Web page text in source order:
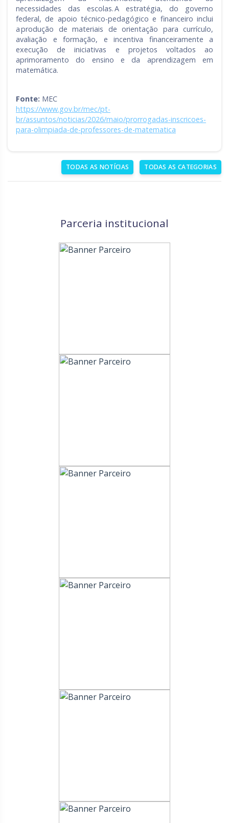
necessidades das escolas. A estratégia, do governo
federal, de apoio técnico-pedagógico e financeiro inclui
a produção de materiais de orientação para currículo,
avaliação e formação, e incentiva financeiramente a
execução de iniciativas e projetos voltados ao
aprimoramento do ensino e da aprendizagem em
matemática.
Fonte: MEC
https://www.gov.br/mec/pt-
br/assuntos/noticias/2026/maio/prorrogadas-inscricoes-
para-olimpiada-de-professores-de-matematica
TODAS AS NOTÍCIAS TODAS AS CATEGORIAS
Parceria institucional